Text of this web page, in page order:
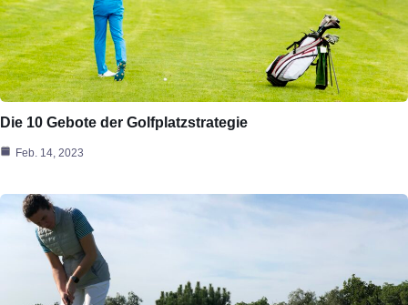
Die 10 Gebote der Golfplatzstrategie
Feb. 14, 2023